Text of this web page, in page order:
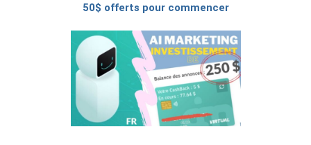
50$ offerts pour commencer